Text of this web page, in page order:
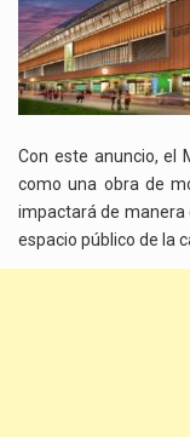
Con este anuncio, el
como una obra de
impactará de
espacio público de la